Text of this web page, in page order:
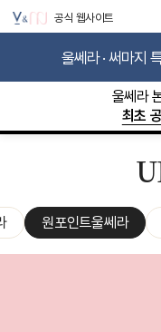
공식 웹사이트
울쎄라 · 써마지
원포인트울쎄라